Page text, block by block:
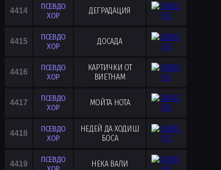
4414
ПСЕВДО
ХОР
ДЕГРАДАЦИЯ
4415
ПСЕВДО
ХОР
ДОСАДА
4416
ПСЕВДО
ХОР
КАРТИЧКИ ОТ
ВИЕТНАМ
4417
ПСЕВДО
ХОР
МОЙТА НОТА
4418
ПСЕВДО
ХОР
НЕДЕЙ ДА ХОДИШ
БОСА
4419
ПСЕВДО
НЕКА ВАЛИ